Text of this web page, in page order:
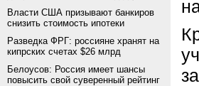
Власти США призывают банкиров
снизить стоимость ипотеки
Разведка ФРГ: россияне хранят на
кипрских счетах $26 млрд
Белоусов: Россия имеет шансы
повысить свой суверенный рейтинг